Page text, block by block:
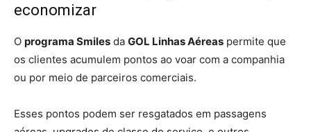
economizar
O programa Smiles da GOL Linhas Aéreas permite que
os clientes acumulem pontos ao voar com a companhia
ou por meio de parceiros comerciais.
Esses pontos podem ser resgatados em passagens